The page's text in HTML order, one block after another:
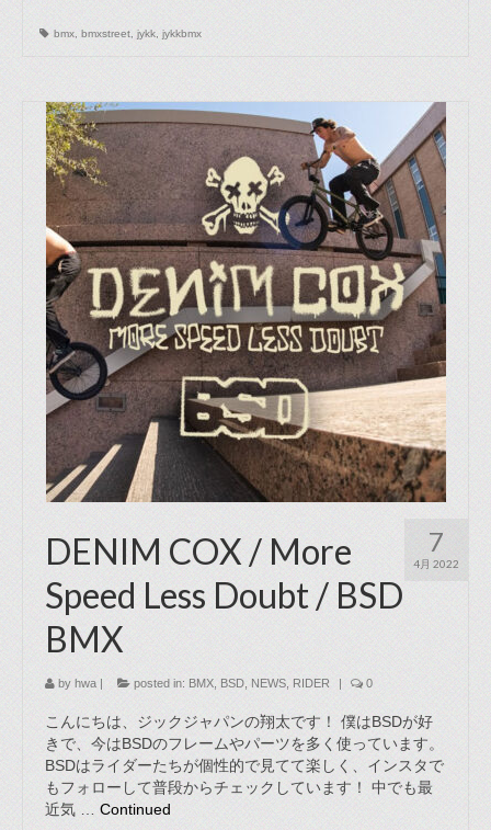
bmx bmxstreet jykk jykkbmx
7
4月 2022
DENIM COX / More
Speed Less Doubt / BSD
BMX
by hwa | posted in: BMX BSD NEWS RIDER | 0
こんにちは、ジックジャパンの翔太です！ 僕はBSDが好
きで、今はBSDのフレームやパーツを多く使っています。
BSDはライダーたちが個性的で見てて楽しく、インスタで
もフォローして普段からチェックしています！ 中でも最
近気 … Continued